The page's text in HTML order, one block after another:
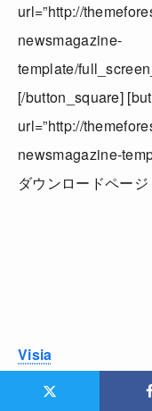
url=”http://
newsmagazine-
template/
[/button_square]
url=”http://
newsmagazine-
ダウンロードペー
Visia
多彩なアニメーシ